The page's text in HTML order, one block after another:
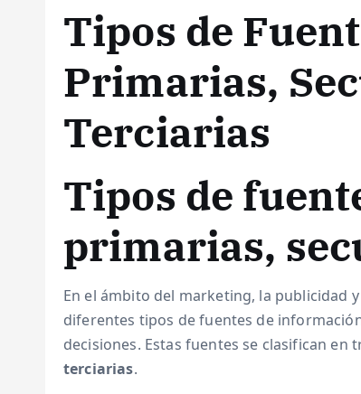
Tipos de
Primarias,
Terciarias
Tipos de
primarias,
En el ámbito del marketing, la publicidad
diferentes tipos de fuentes de
decisiones. Estas fuentes se clasifican en
terciarias.